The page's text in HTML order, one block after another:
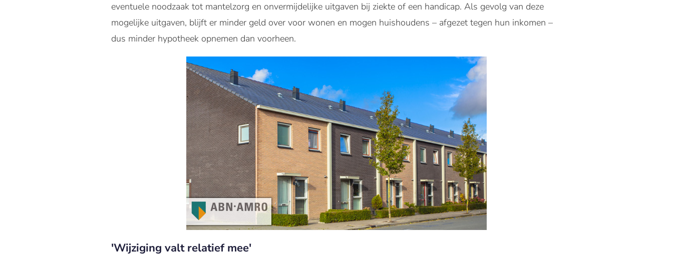
eventuele noodzaak tot mantelzorg en onvermijdelijke uitgaven bij ziekte of een handicap. Als gevolg van deze
mogelijke uitgaven, blijft er minder geld over voor wonen en mogen huishoudens – afgezet tegen hun inkomen –
dus minder hypotheek opnemen dan voorheen.
'Wijziging valt relatief mee'